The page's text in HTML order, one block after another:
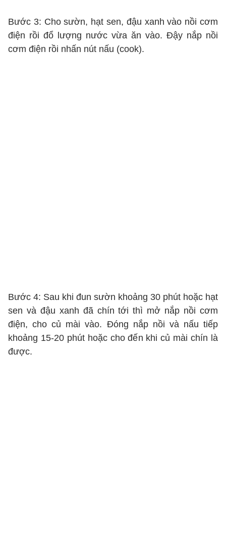
Bước 3: Cho sườn, hạt sen, đậu xanh vào nồi cơm
điện rồi đổ lượng nước vừa ăn vào. Đậy nắp nồi
cơm điện rồi nhấn nút nấu (cook).
Bước 4: Sau khi đun sườn khoảng 30 phút hoặc hạt
sen và đậu xanh đã chín tới thì mở nắp nồi cơm
điện, cho củ mài vào. Đóng nắp nồi và nấu tiếp
khoảng 15-20 phút hoặc cho đến khi củ mài chín là
được.